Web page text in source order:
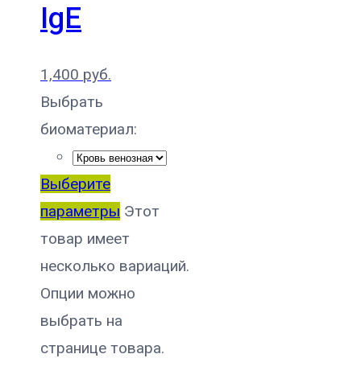
IgE
1,400 руб.
Выбрать
биоматериал:
Выберите
параметры Этот
товар имеет
несколько вариаций.
Опции можно
выбрать на
странице товара.